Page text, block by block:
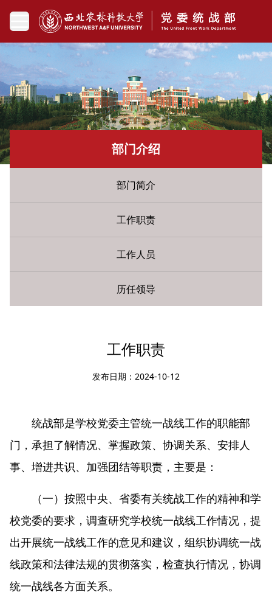
部门介绍
部门简介
工作职责
工作人员
历任领导
工作职责
发布日期：2024-10-12
统战部是学校党委主管统一战线工作的职能部
门，承担了解情况、掌握政策、协调关系、安排人
事、增进共识、加强团结等职责，主要是：
（一）按照中央、省委有关统战工作的精神和学
校党委的要求，调查研究学校统一战线工作情况，提
出开展统一战线工作的意见和建议，组织协调统一战
线政策和法律法规的贯彻落实，检查执行情况，协调
统一战线各方面关系。